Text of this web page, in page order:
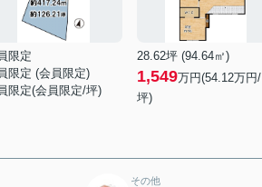
限定
限定 (会員限定)
限定(会員限定/坪)
28.62坪 (94.64㎡)
1,549万円(54.12万円/
坪)
その他